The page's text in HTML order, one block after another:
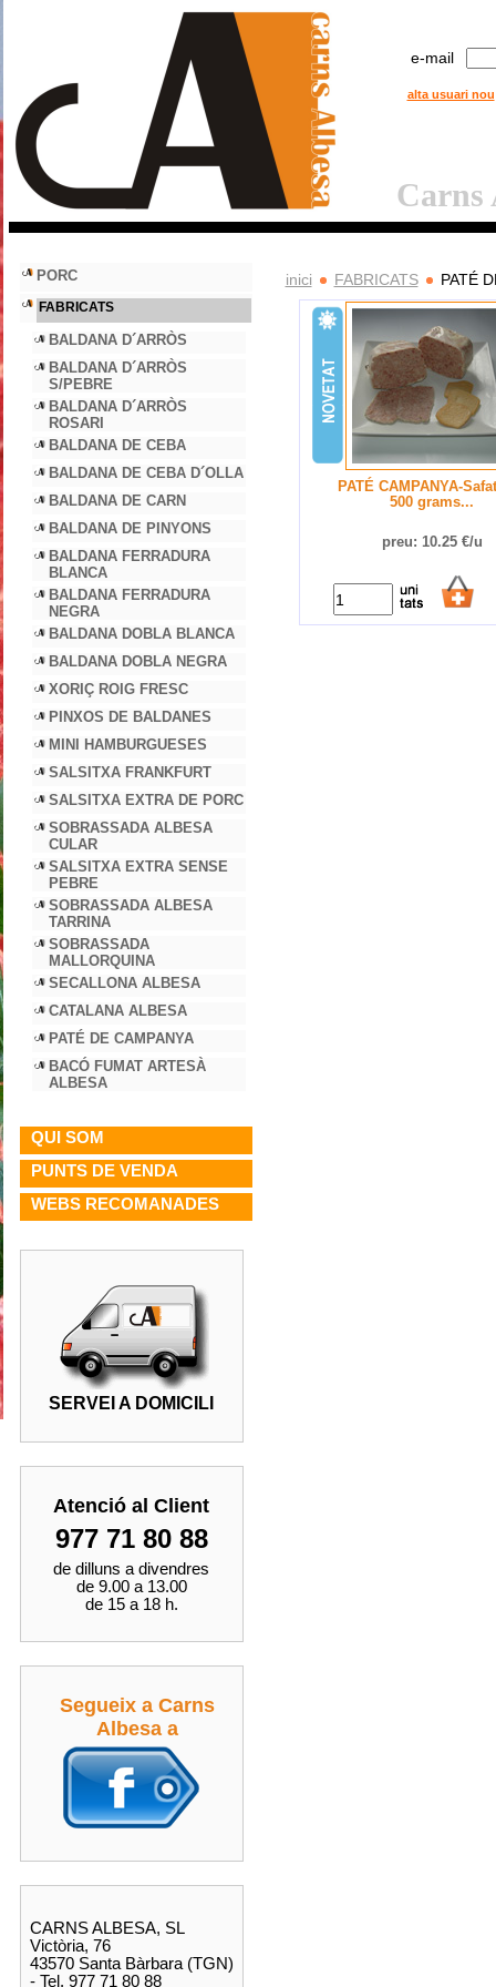
e-mail
alta usuari nou
Carns
inici FABRICATS PATÉ
PATÉ CAMPANYA-
500 grams...
preu: 10.25 €/u
PORC
FABRICATS
BALDANA D´ARRÒS
BALDANA D´ARRÒS
S/PEBRE
BALDANA D´ARRÒS
ROSARI
BALDANA DE CEBA
BALDANA DE CEBA D´OLLA
BALDANA DE CARN
BALDANA DE PINYONS
BALDANA FERRADURA
BLANCA
BALDANA FERRADURA
NEGRA
BALDANA DOBLA BLANCA
BALDANA DOBLA NEGRA
XORIÇ ROIG FRESC
PINXOS DE BALDANES
MINI HAMBURGUESES
SALSITXA FRANKFURT
SALSITXA EXTRA DE PORC
SOBRASSADA ALBESA
CULAR
SALSITXA EXTRA SENSE
PEBRE
SOBRASSADA ALBESA
TARRINA
SOBRASSADA
MALLORQUINA
SECALLONA ALBESA
CATALANA ALBESA
PATÉ DE CAMPANYA
BACÓ FUMAT ARTESÀ
ALBESA
QUI SOM
PUNTS DE VENDA
WEBS RECOMANADES
SERVEI A DOMICILI
Atenció al Client
977 71 80 88
de dilluns a divendres
de 9.00 a 13.00
de 15 a 18 h.
Segueix a Carns
Albesa a
CARNS ALBESA, SL
Victòria, 76
43570 Santa Bàrbara (TGN)
- Tel. 977 71 80 88